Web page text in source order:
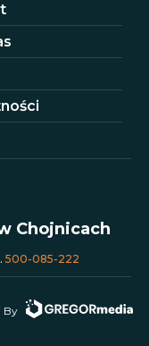
Chojnicach
500-085-222
By